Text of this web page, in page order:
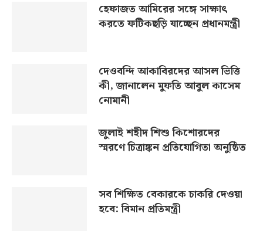
হেফাজত আমিরের সঙ্গে সাক্ষাৎ
করতে ফটিকছড়ি যাচ্ছেন প্রধানমন্ত্রী
দেওবন্দি আকাবিরদের আসল ভিত্তি
কী, জানালেন মুফতি আবুল কাসেম
নোমানী
জুলাই শহীদ শিশু কিশোরদের
স্মরণে চিত্রাঙ্কন প্রতিযোগিতা অনুষ্ঠিত
সব শিক্ষিত বেকারকে চাকরি দেওয়া
হবে: বিমান প্রতিমন্ত্রী